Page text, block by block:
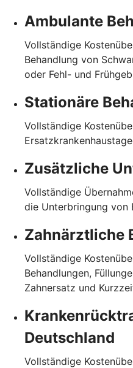
Ambulante
Vollständige
Behandlung von
oder Fehl- und
Stationäre
Vollständige
Zusätzliche
Vollständige
die Unterbringung von
Zahnärztliche
Vollständige
Behandlungen,
Zahnersatz und
Deutschland
Vollständige